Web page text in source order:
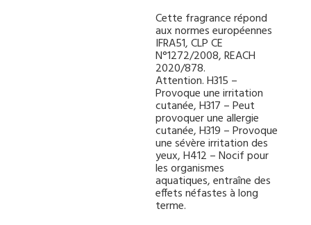
Cette fragrance répond
aux normes européennes
IFRA51, CLP CE
N°1272/2008, REACH
2020/878.
Attention. H315 –
Provoque une irritation
cutanée, H317 – Peut
provoquer une allergie
cutanée, H319 – Provoque
une sévère irritation des
yeux, H412 – Nocif pour
les organismes
aquatiques, entraîne des
effets néfastes à long
terme.